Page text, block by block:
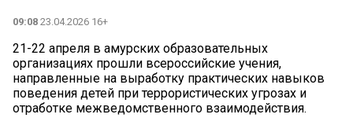
09:08 23.04.2026 16+
21-22 апреля в амурских образовательных
организациях прошли всероссийские учения,
направленные на выработку практических навыков
поведения детей при террористических угрозах и
отработке межведомственного взаимодействия.